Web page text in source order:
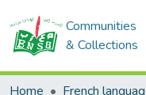
Communities
& Collections
Home